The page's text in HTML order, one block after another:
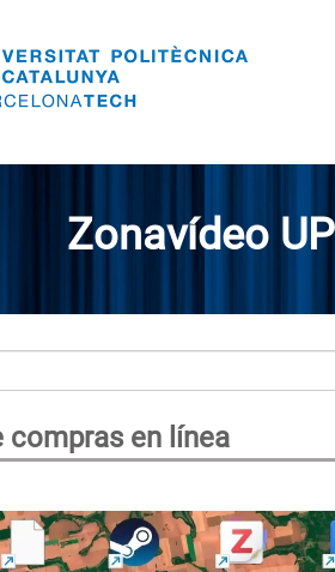
Zonavídeo
compras en línea